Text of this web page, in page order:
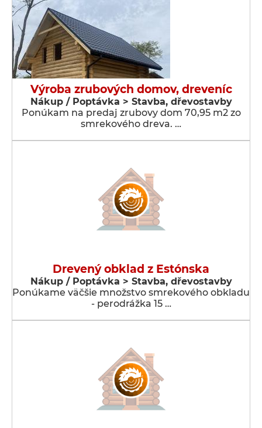
Výroba zrubových domov, dreveníc
Nákup / Poptávka > Stavba, dřevostavby
Ponúkam na predaj zrubovy dom 70,95 m2 zo
smrekového dreva. …
Drevený obklad z Estónska
Nákup / Poptávka > Stavba, dřevostavby
Ponúkame väčšie množstvo smrekového obkladu
- perodrážka 15 …